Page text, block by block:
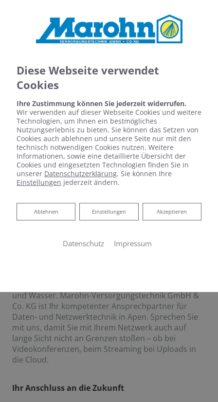
DATEN- UND NETZWERKTECHNIK
Anforderungen
und Wasser. Marohn-Versorgungstechnik GmbH &
Co. KG ist Ihr kompetenter Ansprechpartner für
Daten- und Netzwerktechnik in Apen. Sprechen Sie
mit uns, damit Sie mit Ihrem Netzwerk auch auf
lange Sicht nicht an Grenzen stoßen – ob bei
Videokonferenzen, beim Streaming bei Uploads in
die Cloud.
Ihr Anschluss an die Zukunft
Diese Webseite verwendet
Cookies
Ihre Zustimmung können Sie jederzeit widerrufen.
Wir verwenden auf dieser Webseite Cookies und weitere
Technologien, um Ihnen ein bestmögliches
Nutzungserlebnis zu bieten. Sie können das Setzen von
Cookies auch ablehnen und unsere Seite nur mit den
technisch notwendigen Cookies nutzen. Weitere
Informationen, sowie eine detaillierte Übersicht der
Cookies und eingesetzten Technologien finden Sie in
unserer Datenschutzerklärung. Sie können Ihre
Einstellungen jederzeit ändern.
Akzeptieren
Einstellungen
Ablehnen
Ablehnen
Datenschutz Impressum